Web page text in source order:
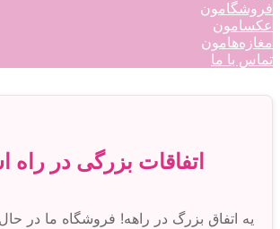
فروشگامون
عکسامون
مغازه‌هامون
تماس با ما
اتفاقات بزرگی در
یه اتفاق بزرگ در راهه! فروشگاه ما در